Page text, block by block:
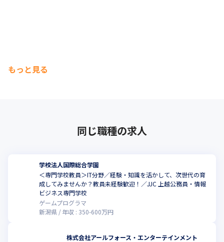
もっと見る
同じ職種の求人
学校法人国際総合学園
＜専門学校教員＞IT分野／経験・知識を活かして、次世代の育
成してみませんか？教員未経験歓迎！／JJC 上越公務員・情報
ビジネス専門学校
ゲームプログラマ
新潟県
年収 : 350-600万円
株式会社アールフォース・エンターテインメント